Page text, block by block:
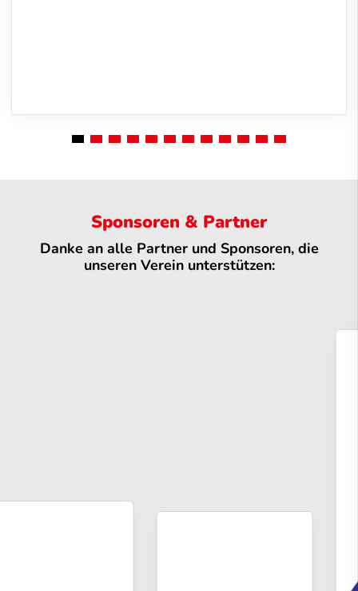
Sponsoren & Partner
Danke an alle Partner und Sponsoren, die
unseren Verein unterstützen: